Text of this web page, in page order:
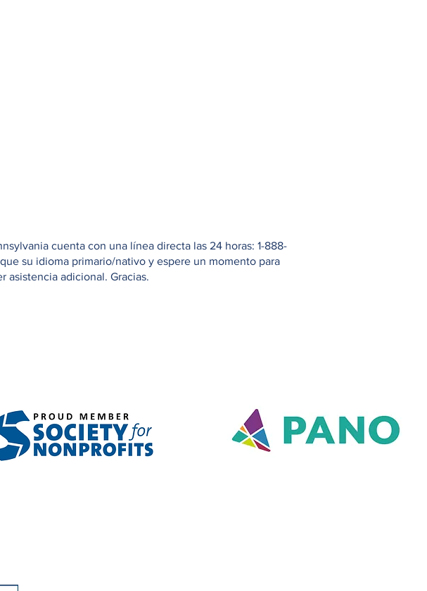
cuenta con una línea directa las 24 horas: 1-888-
su idioma primario/nativo y espere un momento para
adicional. Gracias.